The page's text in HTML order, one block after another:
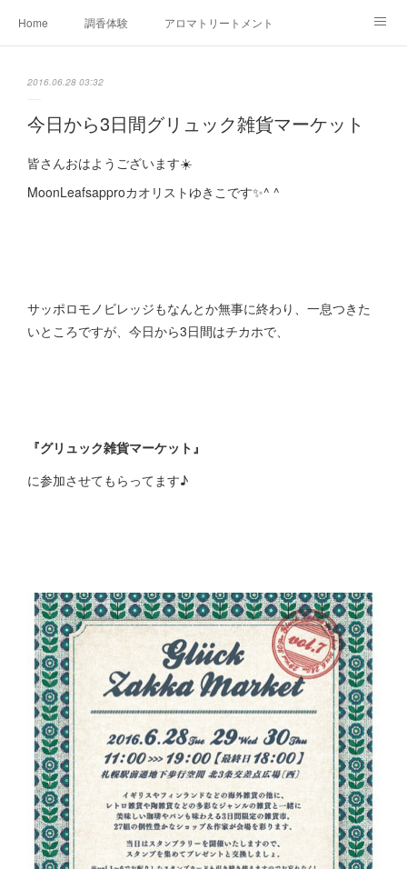
Home 調香体験 アロマトリートメントMenu
Ameblo
2016.06.28 03:32
今日から3日間グリュック雑貨マーケット
皆さんおはようございます☀️
MoonLeafsapproカオリストゆきこです✨^ ^
サッポロモノビレッジもなんとか無事に終わり、一息つきた
いところですが、今日から3日間はチカホで、
『グリュック雑貨マーケット』
に参加させてもらってます♪